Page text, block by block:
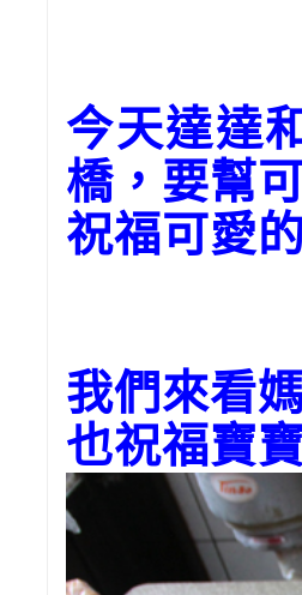
今天達達
橋，要幫
祝福可愛
我們來看
也祝福寶